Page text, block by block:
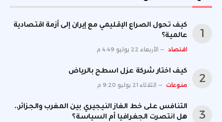
كيف تحول الصراع الإقليمي مع إيران إلى أزمة اقتصادية
عالمية؟
اقتصاد الأربعاء 22 يوليو 4:49 م
كيف اختار شركة عزل اسطح بالرياض
منوعات الثلاثاء 21 يوليو 9:20 م
التنافس على خط الغاز النيجيري بين المغرب والجزائر..
هل انتصرت الجغرافيا أم السياسة؟